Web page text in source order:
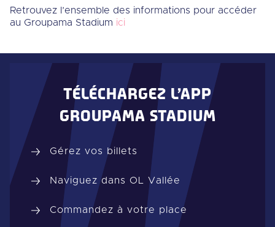
Retrouvez l’ensemble des informations pour accéder
au Groupama Stadium ici
TÉLÉCHARGEZ L’APP
GROUPAMA STADIUM
Gérez vos billets
Naviguez dans OL Vallée
Commandez à votre place